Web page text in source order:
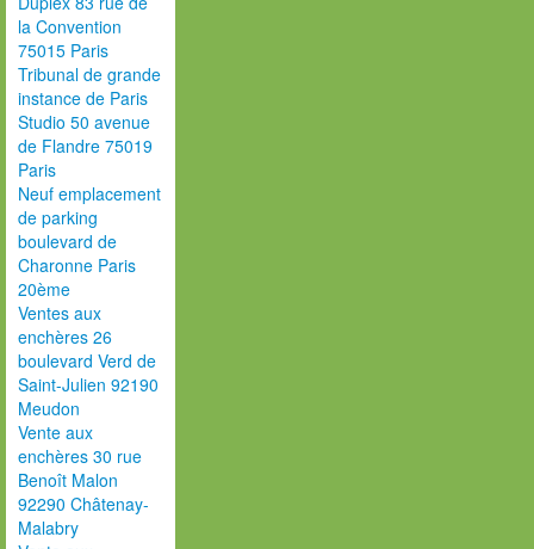
la Convention
75015 Paris
Tribunal de grande
instance de Paris
Studio 50 avenue
de Flandre 75019
Paris
Neuf emplacement
de parking
boulevard de
Charonne Paris
20ème
Ventes aux
enchères 26
boulevard Verd de
Saint-Julien 92190
Meudon
Vente aux
enchères 30 rue
Benoît Malon
92290 Châtenay-
Malabry